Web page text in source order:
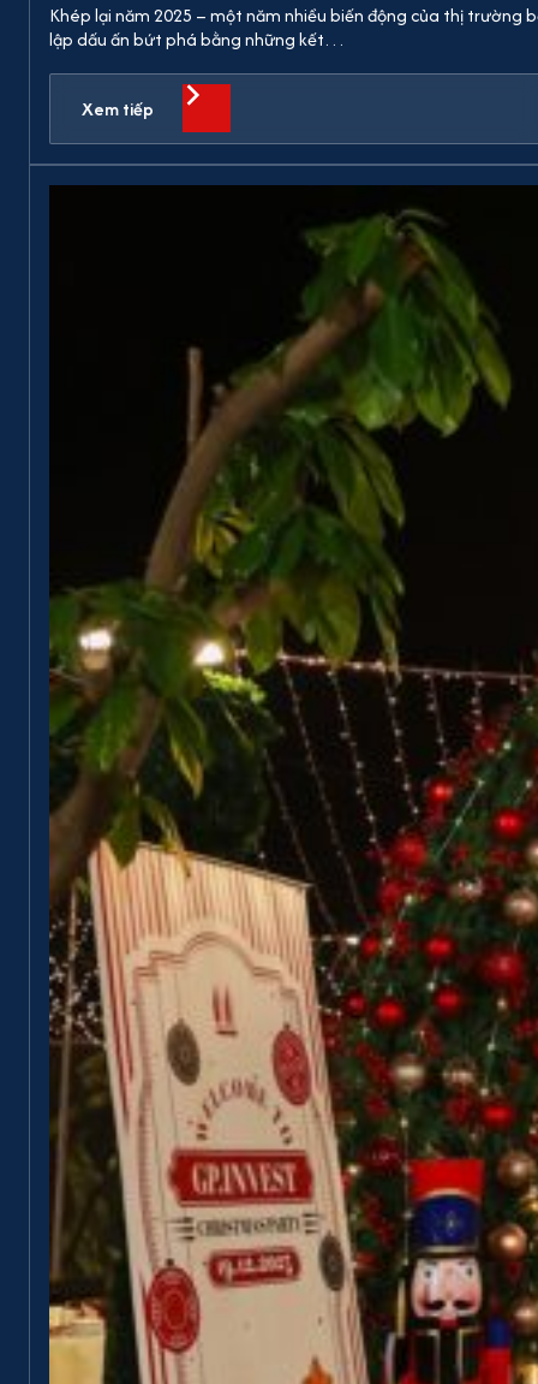
Khép lại năm 2025 – một năm nhiều biến động của thị trường
lập dấu ấn bứt phá bằng những kết…
Xem tiếp